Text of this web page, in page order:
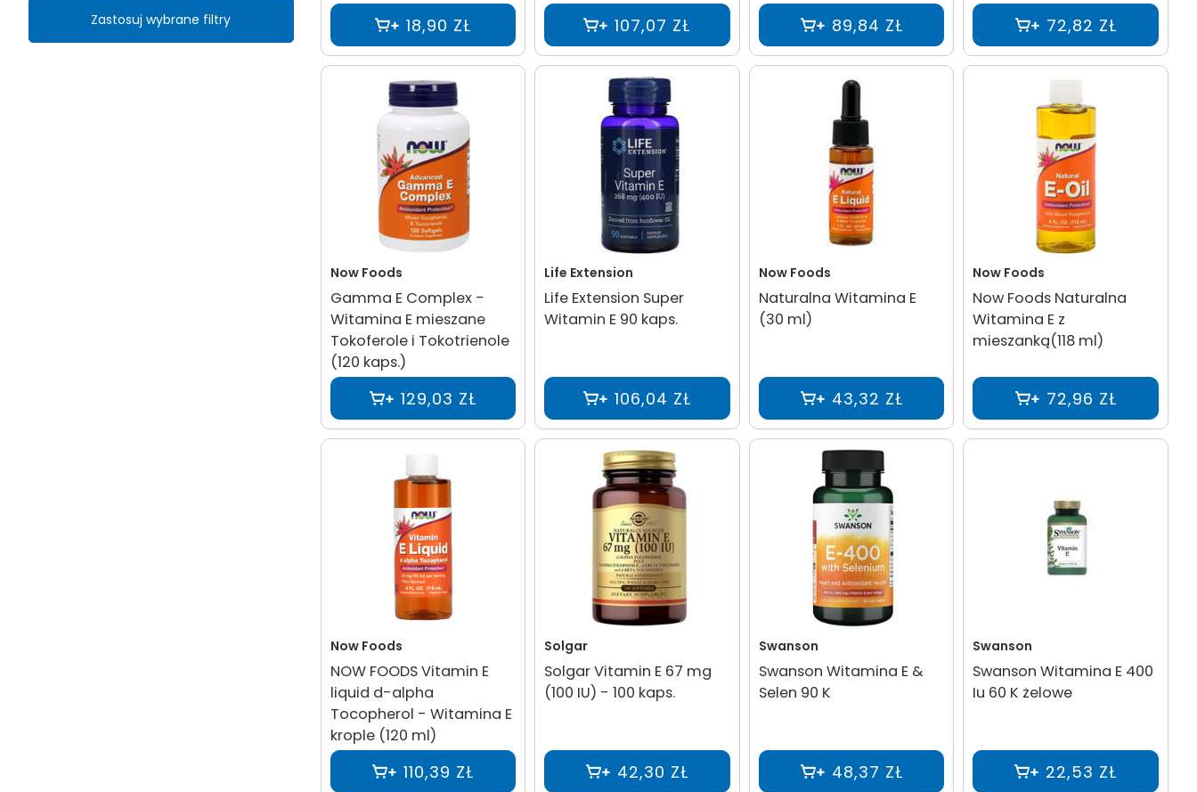
Zastosuj wybrane filtry 18,90 ZŁ 107,07 ZŁ 89,84 ZŁ 72,82 ZŁ
Now Foods
Gamma E Complex -
Witamina E mieszane
Tokoferole i Tokotrienole
(120 kaps.)
129,03 ZŁ
Life Extension
Life Extension Super
Witamin E 90 kaps.
106,04 ZŁ
Now Foods
Naturalna Witamina E
(30 ml)
43,32 ZŁ
Now Foods
Now Foods Naturalna
Witamina E z
mieszanką(118 ml)
72,96 ZŁ
Now Foods
NOW FOODS Vitamin E
liquid d-alpha
Tocopherol - Witamina E
krople (120 ml)
110,39 ZŁ
Solgar
Solgar Vitamin E 67 mg
(100 IU) - 100 kaps.
42,30 ZŁ
Swanson
Swanson Witamina E &
Selen 90 K
48,37 ZŁ
Swanson
Swanson Witamina E 400
Iu 60 K żelowe
22,53 ZŁ